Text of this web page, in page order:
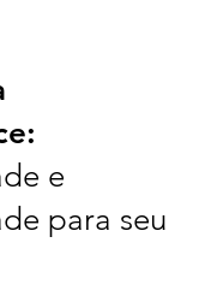
e
para seu